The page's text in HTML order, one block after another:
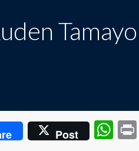
Tamayo
Post